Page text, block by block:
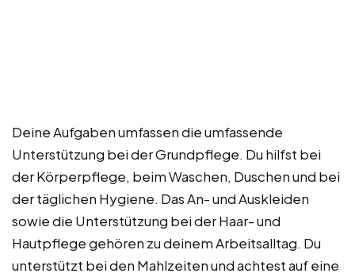
Deine Aufgaben umfassen die umfassende
Unterstützung bei der Grundpflege. Du hilfst bei
der Körperpflege, beim Waschen, Duschen und bei
der täglichen Hygiene. Das An- und Auskleiden
sowie die Unterstützung bei der Haar- und
Hautpflege gehören zu deinem Arbeitsalltag. Du
unterstützt bei den Mahlzeiten und achtest auf eine